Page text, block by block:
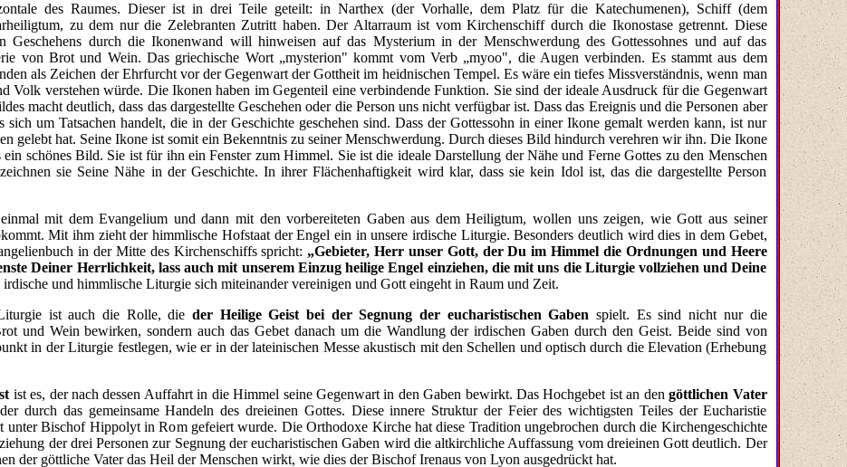
des Raumes. Dieser ist in drei Teile geteilt: in Narthex (der Vorhalle, dem Platz für die Katechumenen), Schiff (dem
zu dem nur die Zelebranten Zutritt haben. Der Altarraum ist vom Kirchenschiff durch die Ikonostase getrennt. Diese
Geschehens durch die Ikonenwand will hinweisen auf das Mysterium in der Menschwerdung des Gottessohnes und auf das
von Brot und Wein. Das griechische Wort „mysterion" kommt vom Verb „myoo", die Augen verbinden. Es stammt aus dem
als Zeichen der Ehrfurcht vor der Gegenwart der Gottheit im heidnischen Tempel. Es wäre ein tiefes Missverständnis, wenn man
Volk verstehen würde. Die Ikonen haben im Gegenteil eine verbindende Funktion. Sie sind der ideale Ausdruck für die Gegenwart
macht deutlich, dass das dargestellte Geschehen oder die Person uns nicht verfügbar ist. Dass das Ereignis und die Personen aber
sich um Tatsachen handelt, die in der Geschichte geschehen sind. Dass der Gottessohn in einer Ikone gemalt werden kann, ist nur
gelebt hat. Seine Ikone ist somit ein Bekenntnis zu seiner Menschwerdung. Durch dieses Bild hindurch verehren wir ihn. Die Ikone
schönes Bild. Sie ist für ihn ein Fenster zum Himmel. Sie ist die ideale Darstellung der Nähe und Ferne Gottes zu den Menschen
sie Seine Nähe in der Geschichte. In ihrer Flächenhaftigkeit wird klar, dass sie kein Idol ist, das die dargestellte Person
mit dem Evangelium und dann mit den vorbereiteten Gaben aus dem Heiligtum, wollen uns zeigen, wie Gott aus seiner
Mit ihm zieht der himmlische Hofstaat der Engel ein in unsere irdische Liturgie. Besonders deutlich wird dies in dem Gebet,
in der Mitte des Kirchenschiffs spricht: „Gebieter, Herr unser Gott, der Du im Himmel die Ordnungen und Heere
Deiner Herrlichkeit, lass auch mit unserem Einzug heilige Engel einziehen, die mit uns die Liturgie vollziehen und Deine
und himmlische Liturgie sich miteinander vereinigen und Gott eingeht in Raum und Zeit.
ist auch die Rolle, die der Heilige Geist bei der Segnung der eucharistischen Gabenspielt. Es sind nicht nur die
und Wein bewirken, sondern auch das Gebet danach um die Wandlung der irdischen Gaben durch den Geist. Beide sind von
in der Liturgie festlegen, wie er in der lateinischen Messe akustisch mit den Schellen und optisch durch die Elevation (Erhebung
ist es, der nach dessen Auffahrt in die Himmel seine Gegenwart in den Gaben bewirkt. Das Hochgebet ist an dengöttlichen Vater
durch das gemeinsame Handeln des dreieinen Gottes. Diese innere Struktur der Feier des wichtigsten Teiles der Eucharistie
unter Bischof Hippolyt in Rom gefeiert wurde. Die Orthodoxe Kirche hat diese Tradition ungebrochen durch die Kirchengeschichte
der drei Personen zur Segnung der eucharistischen Gaben wird die altkirchliche Auffassung vom dreieinen Gott deutlich. Der
der göttliche Vater das Heil der Menschen wirkt, wie dies der Bischof Irenaus von Lyon ausgedrückt hat.